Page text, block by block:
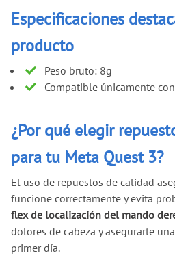
Especificaciones
producto
Peso bruto: 8g
Compatible únicamente
¿Por qué elegir
para tu Meta Quest 3?
El uso de repuestos de calidad
funcione correctamente y evita
flex de localización del mando
dolores de cabeza y asegurarte
primer día.